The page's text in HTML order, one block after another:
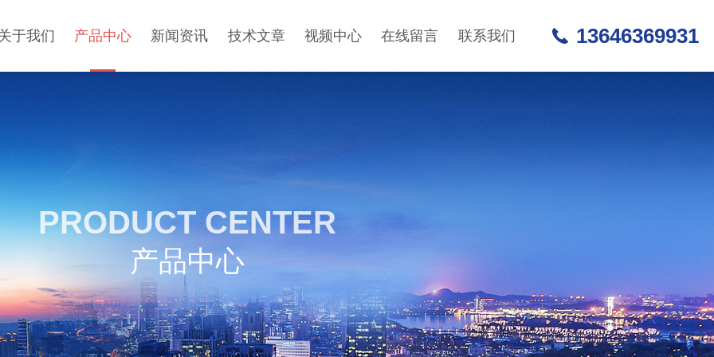
于我们 产品中心 新闻资讯 技术文章 视频中心 在线留言 联系我们 13646369931
PRODUCT CENTER
产品中心